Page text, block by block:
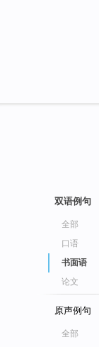
双语例句
全部
口语
书面语
论文
原声例句
全部